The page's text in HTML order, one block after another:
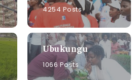
4254 Posts
Ubukungu
1066 Posts